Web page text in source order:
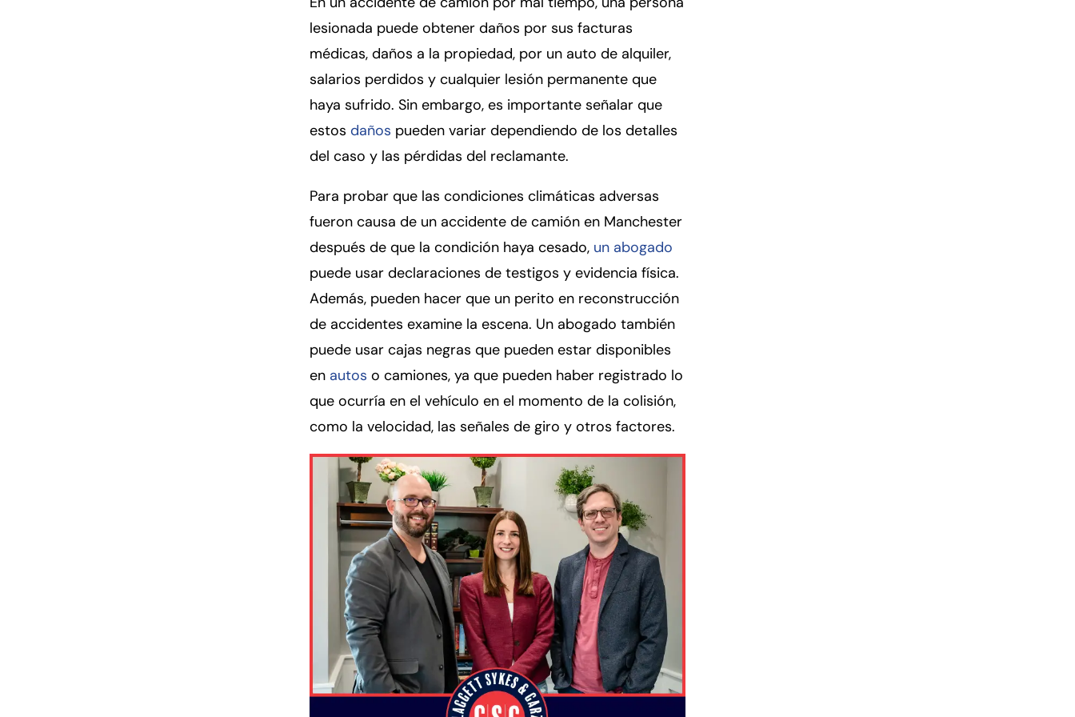
lesionada puede obtener daños por sus facturas
médicas, daños a la propiedad, por un auto de alquiler,
salarios perdidos y cualquier lesión permanente que
haya sufrido. Sin embargo, es importante señalar que
estos daños pueden variar dependiendo de los detalles
del caso y las pérdidas del reclamante.
Para probar que las condiciones climáticas adversas
fueron causa de un accidente de camión en Manchester
después de que la condición haya cesado, un abogado
puede usar declaraciones de testigos y evidencia física.
Además, pueden hacer que un perito en reconstrucción
de accidentes examine la escena. Un abogado también
puede usar cajas negras que pueden estar disponibles
en autos o camiones, ya que pueden haber registrado lo
que ocurría en el vehículo en el momento de la colisión,
como la velocidad, las señales de giro y otros factores.